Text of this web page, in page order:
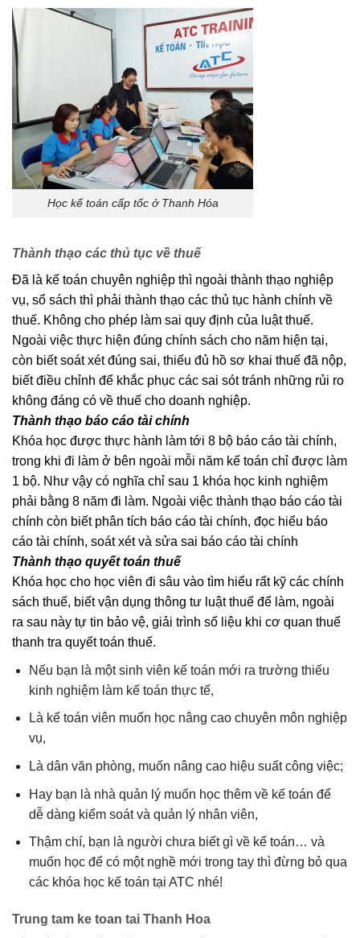
Học kế toán cấp tốc ở Thanh Hóa
Thành thạo các thủ tục về thuế
Đã là kế toán chuyên nghiệp thì ngoài thành thạo nghiệp
vụ, sổ sách thì phải thành thạo các thủ tục hành chính về
thuế. Không cho phép làm sai quy định của luật thuế.
Ngoài việc thực hiện đúng chính sách cho năm hiện tại,
còn biết soát xét đúng sai, thiếu đủ hồ sơ khai thuế đã nộp,
biết điều chỉnh để khắc phục các sai sót tránh những rủi ro
không đáng có về thuế cho doanh nghiệp.
Thành thạo báo cáo tài chính
Khóa học được thực hành làm tới 8 bộ báo cáo tài chính,
trong khi đi làm ở bên ngoài mỗi năm kế toán chỉ được làm
1 bộ. Như vậy có nghĩa chỉ sau 1 khóa học kinh nghiệm
phải bằng 8 năm đi làm. Ngoài việc thành thạo báo cáo tài
chính còn biết phân tích báo cáo tài chính, đọc hiểu báo
cáo tài chính, soát xét và sửa sai báo cáo tài chính
Thành thạo quyết toán thuế
Khóa học cho học viên đi sâu vào tìm hiểu rất kỹ các chính
sách thuế, biết vận dụng thông tư luật thuế để làm, ngoài
ra sau này tự tin bảo vệ, giải trình số liệu khi cơ quan thuế
thanh tra quyết toán thuế.
Nếu bạn là một sinh viên kế toán mới ra trường thiếu
kinh nghiệm làm kế toán thực tế,
Là kế toán viên muốn học nâng cao chuyên môn nghiệp
vụ,
Là dân văn phòng, muốn nâng cao hiệu suất công việc;
Hay bạn là nhà quản lý muốn học thêm về kế toán để
dễ dàng kiểm soát và quản lý nhân viên,
Thậm chí, bạn là người chưa biết gì về kế toán… và
muốn học để có một nghề mới trong tay thì đừng bỏ qua
các khóa học kế toán tại ATC nhé!
Trung tam ke toan tai Thanh Hoa